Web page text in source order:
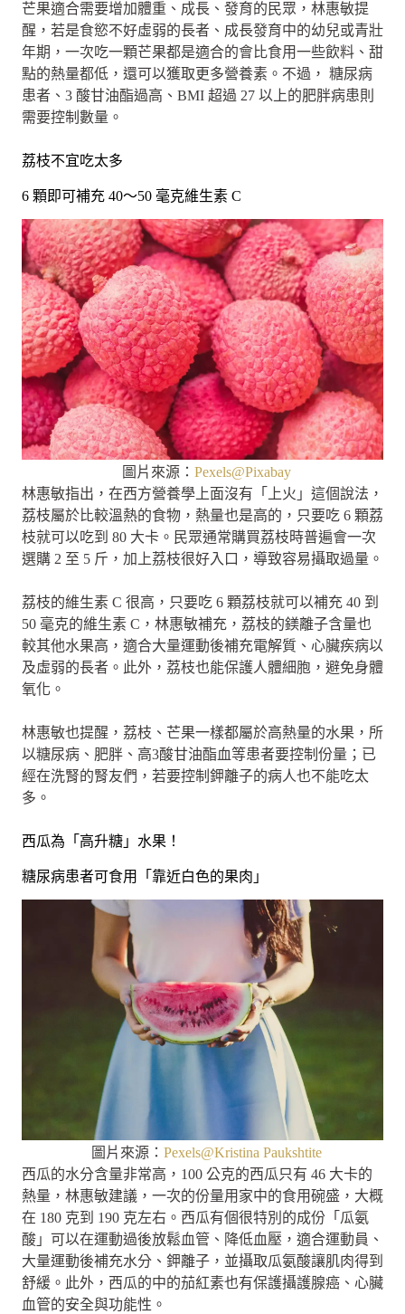
芒果適合需要增加體重、成長、發育的民眾，林惠敏提
醒，若是食慾不好虛弱的長者、成長發育中的幼兒或青壯
年期，一次吃一顆芒果都是適合的會比食用一些飲料、甜
點的熱量都低，還可以獲取更多營養素。不過， 糖尿病
患者、3 酸甘油酯過高、BMI 超過 27 以上的肥胖病患則
需要控制數量。
荔枝不宜吃太多
6 顆即可補充 40～50 毫克維生素 C
圖片來源： Pexels@Pixabay
林惠敏指出，在西方營養學上面沒有「上火」這個說法，
荔枝屬於比較溫熱的食物，熱量也是高的，只要吃 6 顆荔
枝就可以吃到 80 大卡。民眾通常購買荔枝時普遍會一次
選購 2 至 5 斤，加上荔枝很好入口，導致容易攝取過量。
荔枝的維生素 C 很高，只要吃 6 顆荔枝就可以補充 40 到
50 毫克的維生素 C，林惠敏補充，荔枝的鎂離子含量也
較其他水果高，適合大量運動後補充電解質、心臟疾病以
及虛弱的長者。此外，荔枝也能保護人體細胞，避免身體
氧化。
林惠敏也提醒，荔枝、芒果一樣都屬於高熱量的水果，所
以糖尿病、肥胖、高3酸甘油酯血等患者要控制份量；已
經在洗腎的腎友們，若要控制鉀離子的病人也不能吃太
多。
西瓜為「高升糖」水果！
糖尿病患者可食用「靠近白色的果肉」
圖片來源： Pexels@Kristina Paukshtite
西瓜的水分含量非常高，100 公克的西瓜只有 46 大卡的
熱量，林惠敏建議，一次的份量用家中的食用碗盛，大概
在 180 克到 190 克左右。西瓜有個很特別的成份「瓜氨
酸」可以在運動過後放鬆血管、降低血壓，適合運動員、
大量運動後補充水分、鉀離子，並攝取瓜氨酸讓肌肉得到
舒緩。此外，西瓜的中的茄紅素也有保護攝護腺癌、心臟
血管的安全與功能性。